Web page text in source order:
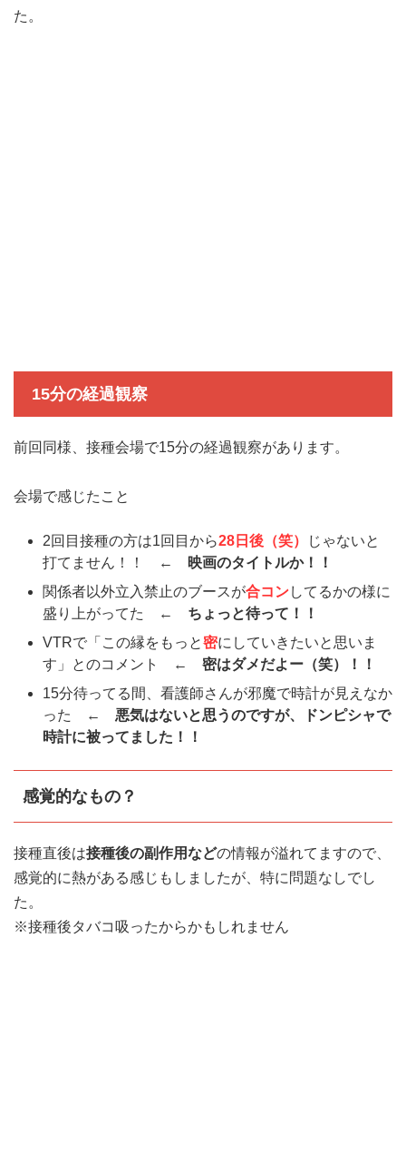
た。
15分の経過観察
前回同様、接種会場で15分の経過観察があります。
会場で感じたこと
2回目接種の方は1回目から28日後（笑）
じゃないと
打てません！！
← 映画のタイトルか！！
関係者以外立入禁止のブースが合コンしてるかの様に
盛り上がってた
← ちょっと待って！！
VTRで「この縁をもっと密にしていきたいと思いま
す」とのコメント ← 密はダメだよー（笑）！！
15分待ってる間、看護師さんが邪魔で時計が見えなか
った ← 悪気はないと思うのですが、ドンピシャで
時計に被ってました！！
感覚的なもの？
接種直後は接種後の副作用などの情報が溢れてますので、
感覚的に熱がある感じもしましたが、特に問題なしでし
た。
※接種後タバコ吸ったからかもしれません